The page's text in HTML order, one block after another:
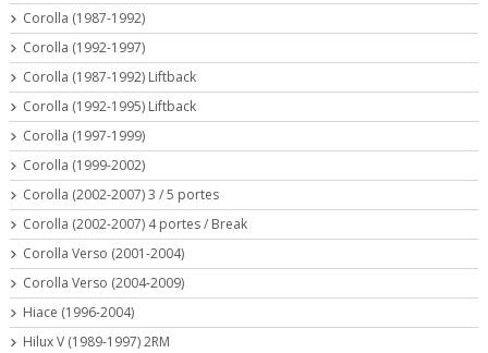
Corolla (1987-1992)
Corolla (1992-1997)
Corolla (1987-1992) Liftback
Corolla (1992-1995) Liftback
Corolla (1997-1999)
Corolla (1999-2002)
Corolla (2002-2007) 3 / 5 portes
Corolla (2002-2007) 4 portes / Break
Corolla Verso (2001-2004)
Corolla Verso (2004-2009)
Hiace (1996-2004)
Hilux V (1989-1997) 2RM